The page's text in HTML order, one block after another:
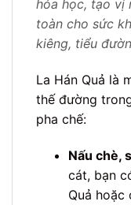
hóa học, tạo vị
toàn cho sức
kiêng, tiểu
La Hán Quả là
thế đường
pha chế:
Nấu chè,
cát, bạn
Quả